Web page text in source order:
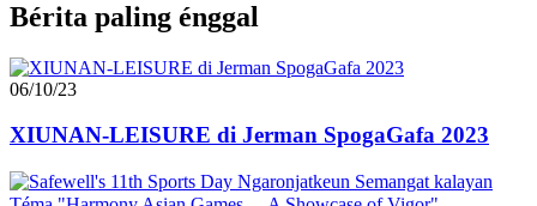
Bérita paling énggal
06/10/23
XIUNAN-LEISURE di Jerman SpogaGafa 2023